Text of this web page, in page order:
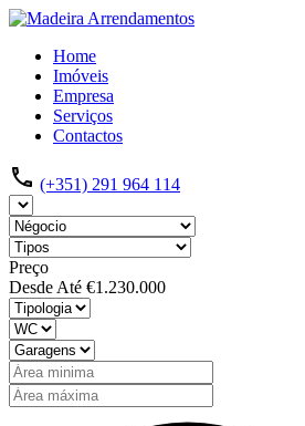
Home
Imóveis
Empresa
Serviços
Contactos
(+351) 291 964 114
Preço
Desde Até €1.230.000